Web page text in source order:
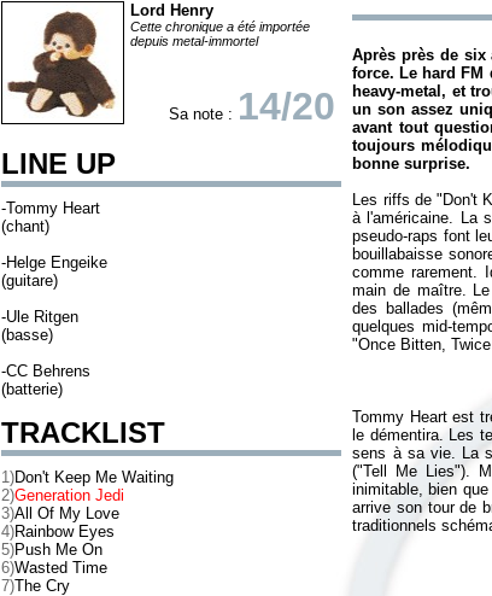
Lord Henry
Cette chronique a été importée
depuis metal-immortel
Sa note : 14/20
LINE UP
-Tommy Heart
(chant)
-Helge Engeike
(guitare)
-Ule Ritgen
(basse)
-CC Behrens
(batterie)
TRACKLIST
1)Don't Keep Me Waiting
2)Generation Jedi
3)All Of My Love
4)Rainbow Eyes
5)Push Me On
6)Wasted Time
7)The Cry
Après près de six
force. Le hard FM
heavy-metal, et
un son assez
avant tout
toujours
bonne surprise.
Les riffs de "Don't
à l'américaine. La
pseudo-raps font
bouillabaisse
comme rarement.
main de maître.
des ballades
quelques mid-
Tommy Heart est
le démentira. Les
sens à sa vie. La
("Tell Me Lies").
inimitable, bien
arrive son tour de
traditionnels